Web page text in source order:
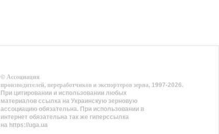
© Ассоциация
производителей, переработчиков и экспортеров зерна, 1997-2026.
При цитировании и использовании любых
материалов ссылка на Украинскую зерновую
ассоциацию обязательна. При использовании в
интернет обязательна так же гиперссылка
на https://uga.ua